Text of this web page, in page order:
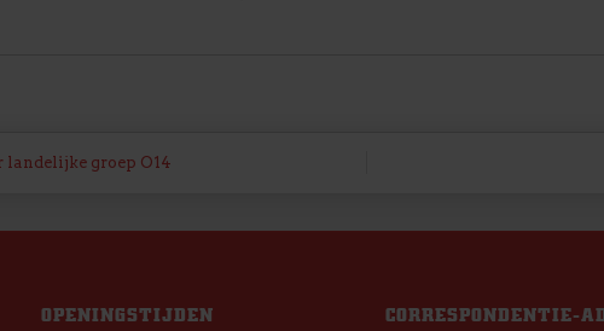
landelijke groep O14
OPENINGSTIJDEN CORRESPONDENTIE-